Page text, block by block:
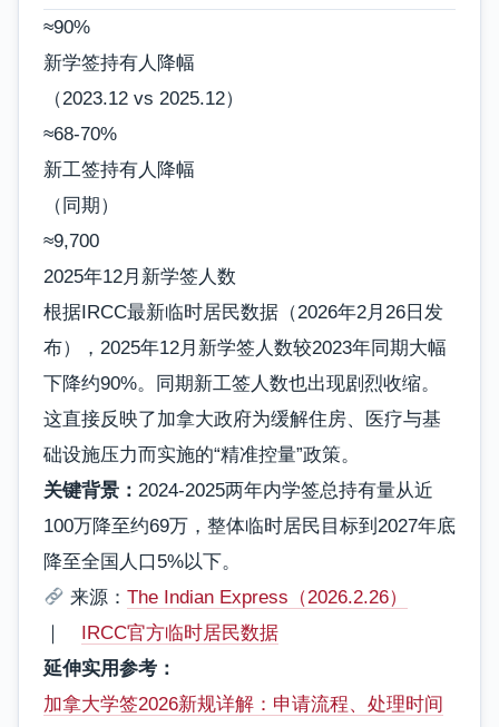
≈90%
新学签持有人降幅
（2023.12 vs 2025.12）
≈68-70%
新工签持有人降幅
（同期）
≈9,700
2025年12月新学签人数
根据IRCC最新临时居民数据（2026年2月26日发
布），2025年12月新学签人数较2023年同期大幅
下降约90%。同期新工签人数也出现剧烈收缩。
这直接反映了加拿大政府为缓解住房、医疗与基
础设施压力而实施的“精准控量”政策。
关键背景： 2024-2025两年内学签总持有量从近
100万降至约69万，整体临时居民目标到2027年底
降至全国人口5%以下。
来源：The Indian Express（2026.2.26）
｜ IRCC官方临时居民数据
延伸实用参考：
加拿大学签2026新规详解：申请流程、处理时间